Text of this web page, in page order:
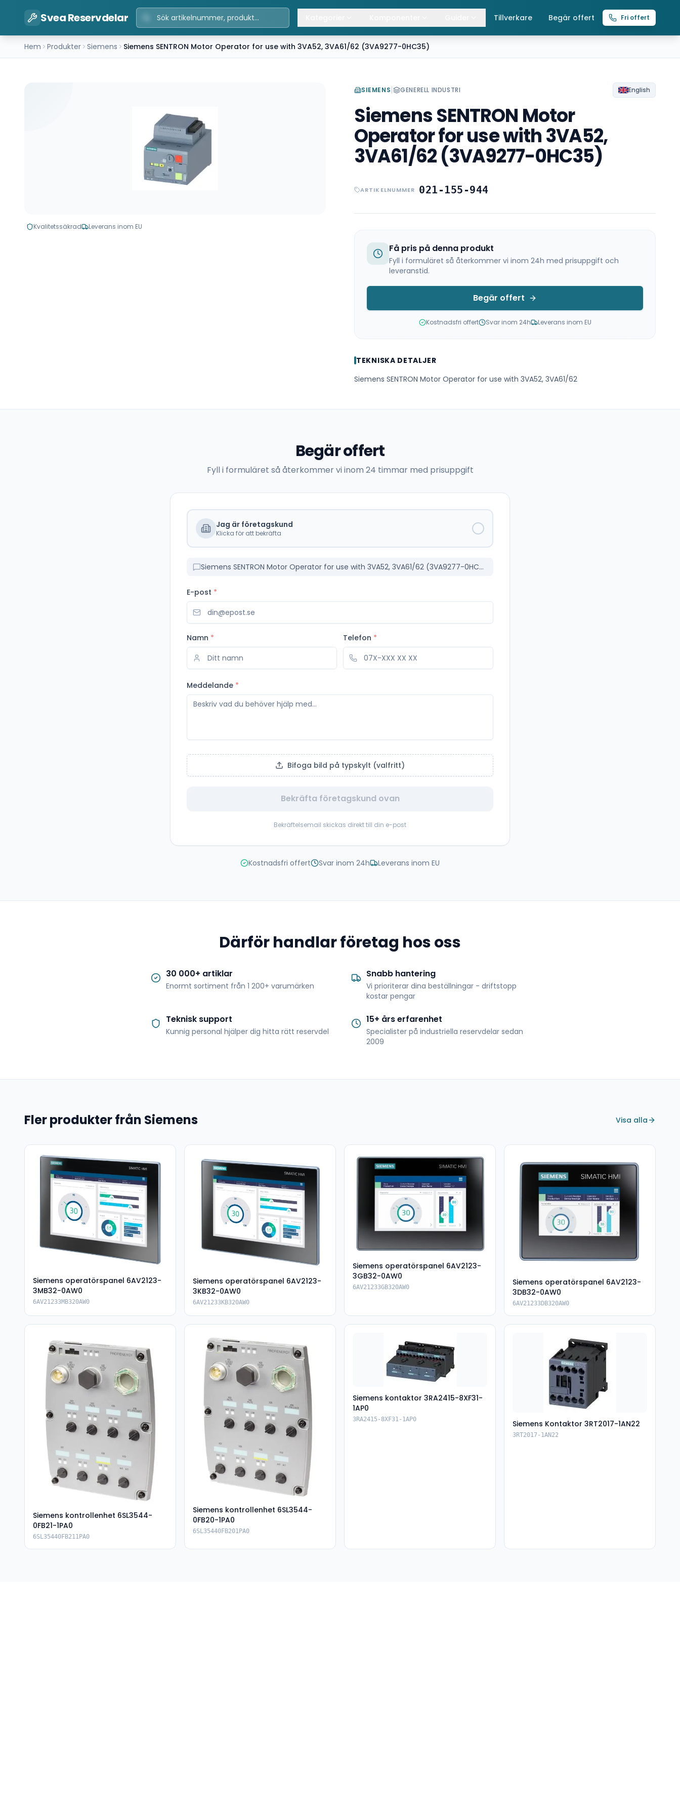
Svea Reservdelar
Travers
Industriportar
Våra komponenter
Kättingtelfrar
Lintelfrar
Tillverkare Begär offert Fri offert
Hem Produkter Siemens Siemens SENTRON Motor Operator for use with 3VA52, 3VA61/62 (3VA9277-0HC35)
Kvalitetssäkrad Leverans inom EU
SIEMENS| GENERELL INDUSTRI English
Siemens SENTRON Motor
Operator for use with 3VA52,
3VA61/62 (3VA9277-0HC35)
ARTIKELNUMMER 021-155-944
Få pris på denna produkt
Fyll i formuläret så återkommer vi inom 24h med prisuppgift och
leveranstid.
Begär offert
Kostnadsfri offert Svar inom 24h Leverans inom EU
TEKNISKA DETALJER
Siemens SENTRON Motor Operator for use with 3VA52, 3VA61/62
Begär offert
Fyll i formuläret så återkommer vi inom 24 timmar med prisuppgift
Jag är företagskund
Klicka för att bekräfta
Siemens SENTRON Motor Operator for use with 3VA52, 3VA61/62 (3VA9277-0HC35)
E-post *
Namn * Telefon *
Meddelande *
Bifoga bild på typskylt (valfritt)
Bekräfta företagskund ovan
Bekräftelsemail skickas direkt till din e-post
Kostnadsfri offert Svar inom 24h Leverans inom EU
Därför handlar företag hos oss
30 000+ artiklar
Enormt sortiment från 1 200+ varumärken
Snabb hantering
Vi prioriterar dina beställningar - driftstopp
kostar pengar
Teknisk support
Kunnig personal hjälper dig hitta rätt reservdel
15+ års erfarenhet
Specialister på industriella reservdelar sedan
2009
Fler produkter från Siemens Visa alla
Siemens operatörspanel 6AV2123-
3MB32-0AW0
6AV21233MB320AW0
Siemens operatörspanel 6AV2123-
3KB32-0AW0
6AV21233KB320AW0
Siemens operatörspanel 6AV2123-
3GB32-0AW0
6AV21233GB320AW0
Siemens operatörspanel 6AV2123-
3DB32-0AW0
6AV21233DB320AW0
Siemens kontrollenhet 6SL3544-
0FB21-1PA0
6SL35440FB211PA0
Siemens kontrollenhet 6SL3544-
0FB20-1PA0
6SL35440FB201PA0
Siemens kontaktor 3RA2415-8XF31-
1AP0
3RA2415-8XF31-1AP0 Siemens Kontaktor 3RT2017-1AN22
3RT2017-1AN22